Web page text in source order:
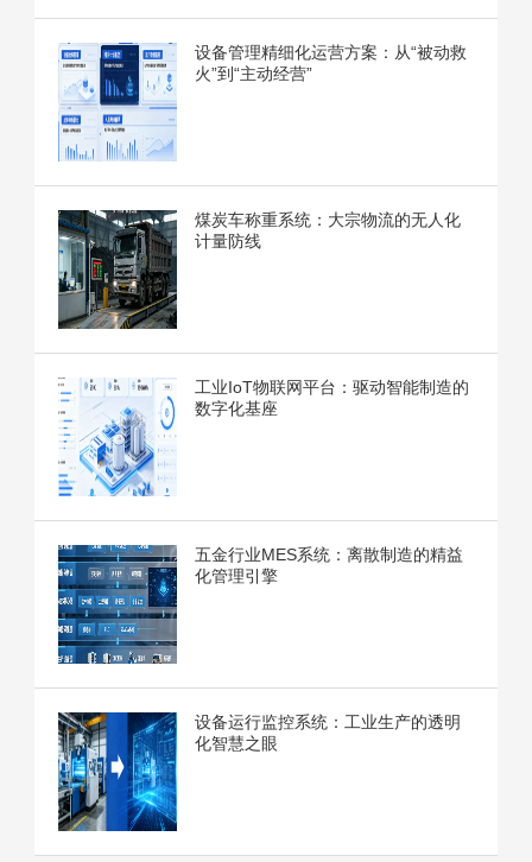
设备管理精细化运营方案：从“被动救
火”到“主动经营”
煤炭车称重系统：大宗物流的无人化
计量防线
工业IoT物联网平台：驱动智能制造的
数字化基座
五金行业MES系统：离散制造的精益
化管理引擎
设备运行监控系统：工业生产的透明
化智慧之眼